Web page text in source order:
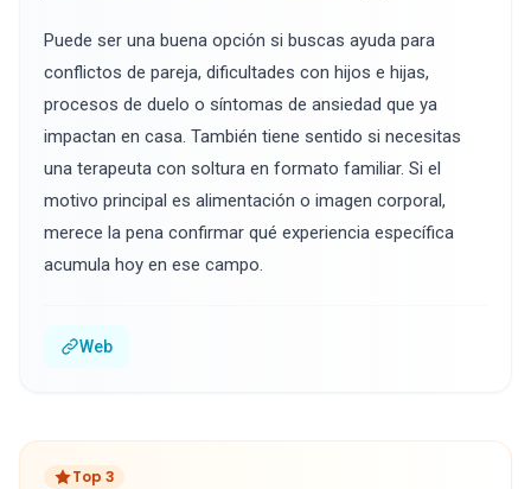
Puede ser una buena opción si buscas ayuda para
conflictos de pareja, dificultades con hijos e hijas,
procesos de duelo o síntomas de ansiedad que ya
impactan en casa. También tiene sentido si necesitas
una terapeuta con soltura en formato familiar. Si el
motivo principal es alimentación o imagen corporal,
merece la pena confirmar qué experiencia específica
acumula hoy en ese campo.
Web
Top 3